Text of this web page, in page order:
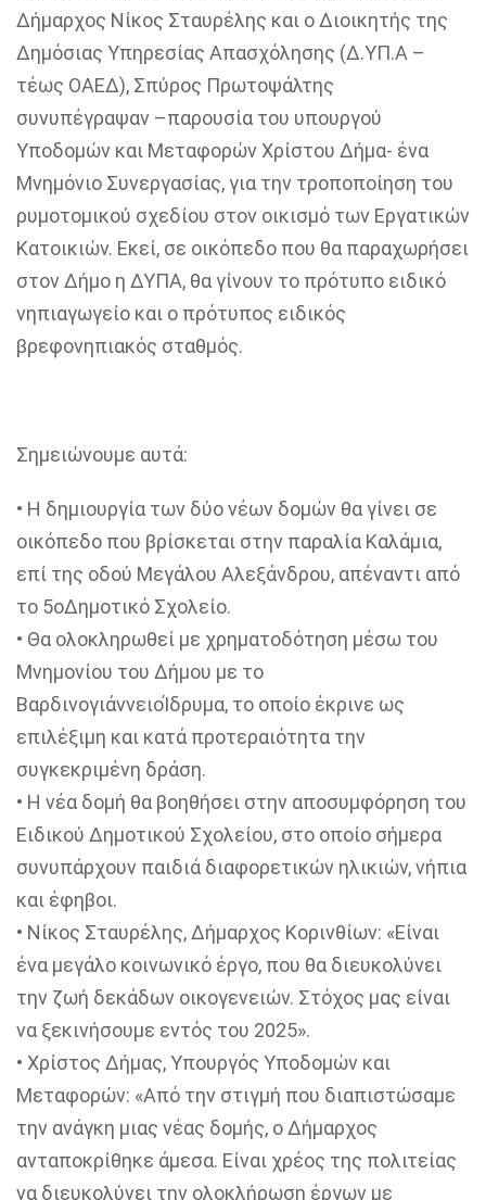
Δήμαρχος Νίκος Σταυρέλης και ο Διοικητής της
Δημόσιας Υπηρεσίας Απασχόλησης (Δ.ΥΠ.Α –
τέως ΟΑΕΔ), Σπύρος Πρωτοψάλτης
συνυπέγραψαν –παρουσία του υπουργού
Υποδομών και Μεταφορών Χρίστου Δήμα- ένα
Μνημόνιο Συνεργασίας, για την τροποποίηση του
ρυμοτομικού σχεδίου στον οικισμό των Εργατικών
Κατοικιών. Εκεί, σε οικόπεδο που θα παραχωρήσει
στον Δήμο η ΔΥΠΑ, θα γίνουν το πρότυπο ειδικό
νηπιαγωγείο και ο πρότυπος ειδικός
βρεφονηπιακός σταθμός.
Σημειώνουμε αυτά:
• Η δημιουργία των δύο νέων δομών θα γίνει σε
οικόπεδο που βρίσκεται στην παραλία Καλάμια,
επί της οδού Μεγάλου Αλεξάνδρου, απέναντι από
το 5οΔημοτικό Σχολείο.
• Θα ολοκληρωθεί με χρηματοδότηση μέσω του
Μνημονίου του Δήμου με το
ΒαρδινογιάννειοΊδρυμα, το οποίο έκρινε ως
επιλέξιμη και κατά προτεραιότητα την
συγκεκριμένη δράση.
• Η νέα δομή θα βοηθήσει στην αποσυμφόρηση του
Ειδικού Δημοτικού Σχολείου, στο οποίο σήμερα
συνυπάρχουν παιδιά διαφορετικών ηλικιών, νήπια
και έφηβοι.
• Νίκος Σταυρέλης, Δήμαρχος Κορινθίων: «Είναι
ένα μεγάλο κοινωνικό έργο, που θα διευκολύνει
την ζωή δεκάδων οικογενειών. Στόχος μας είναι
να ξεκινήσουμε εντός του 2025».
• Χρίστος Δήμας, Υπουργός Υποδομών και
Μεταφορών: «Από την στιγμή που διαπιστώσαμε
την ανάγκη μιας νέας δομής, ο Δήμαρχος
ανταποκρίθηκε άμεσα. Είναι χρέος της πολιτείας
να διευκολύνει την ολοκλήρωση έργων με